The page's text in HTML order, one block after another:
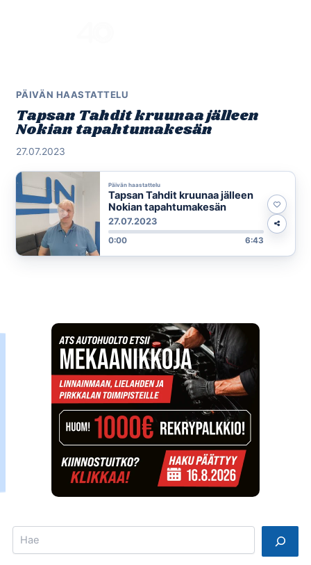
PÄIVÄN HAASTATTELU
Tapsan Tahdit kruunaa jälleen
Nokian tapahtumakesän
27.07.2023
Päivän haastattelu
Tapsan Tahdit kruunaa jälleen
Nokian tapahtumakesän
27.07.2023
0:00 6:43
Search